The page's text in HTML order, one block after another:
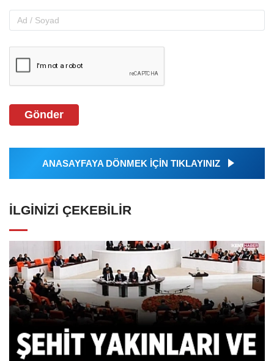
Gönder
ANASAYFAYA DÖNMEK İÇİN TIKLAYINIZ
İLGINIZI ÇEKEBILIR